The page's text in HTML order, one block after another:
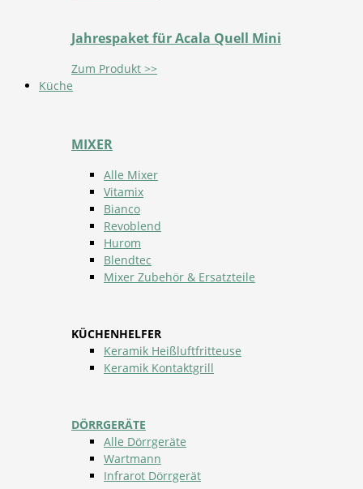
Jahrespaket für Acala Quell Mini
Zum Produkt >>
Küche
MIXER
Alle Mixer
Vitamix
Bianco
Revoblend
Hurom
Blendtec
Mixer Zubehör & Ersatzteile
KÜCHENHELFER
Keramik Heißluftfritteuse
Keramik Kontaktgrill
DÖRRGERÄTE
Alle Dörrgeräte
Wartmann
Infrarot Dörrgerät